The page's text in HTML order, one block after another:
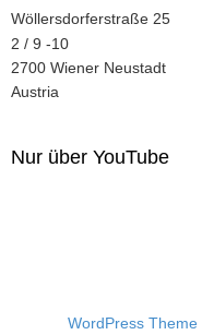
Wöllersdorferstraße 25
2 / 9 -10
2700 Wiener Neustadt
Austria
Nur über YouTube
WordPress Theme